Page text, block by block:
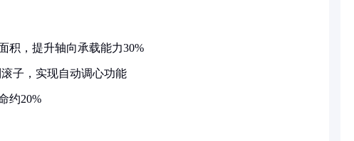
积，提升轴向承载能力30%
滚子，实现自动调心功能
约20%